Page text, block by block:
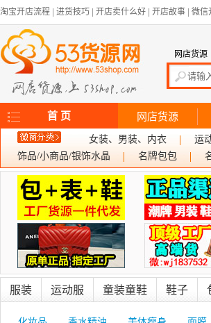
淘宝开店流程 进货技巧 开店卖什么好 开店故事 微信
网店货源
首 页 网店货源
女装、男装、内衣 运
饰品/小商品/银饰水晶
名牌包包
服装 运动服 童装童鞋 鞋子